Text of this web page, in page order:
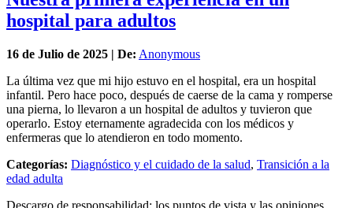
hospital para adultos
16 de Julio de 2025 | De: Anonymous
La última vez que mi hijo estuvo en el hospital, era un hospital
infantil. Pero hace poco, después de caerse de la cama y romperse
una pierna, lo llevaron a un hospital de adultos y tuvieron que
operarlo. Estoy eternamente agradecida con los médicos y
enfermeras que lo atendieron en todo momento.
Categorías: Diagnóstico y el cuidado de la salud, Transición a la
edad adulta
Descargo de responsabilidad: los puntos de vista y las opiniones